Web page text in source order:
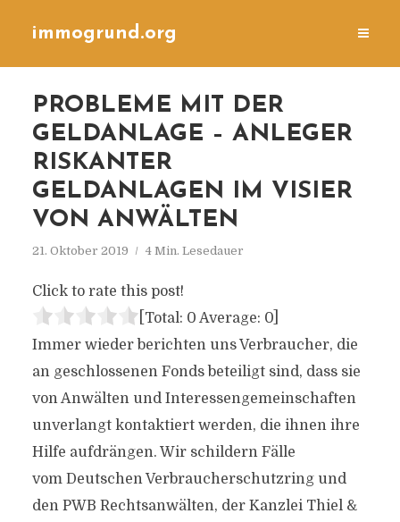
immogrund.org
PROBLEME MIT DER
GELDANLAGE – ANLEGER
RISKANTER
GELDANLAGEN IM VISIER
VON ANWÄLTEN
21. Oktober 2019 4 Min. Lesedauer
Click to rate this post!
[Total: 0 Average: 0]
Immer wieder berichten uns Verbraucher, die
an geschlossenen Fonds beteiligt sind, dass sie
von Anwälten und Interessengemeinschaften
unverlangt kontaktiert werden, die ihnen ihre
Hilfe aufdrängen. Wir schildern Fälle
vom Deutschen Verbraucherschutzring und
den PWB Rechtsanwälten, der Kanzlei Thiel &